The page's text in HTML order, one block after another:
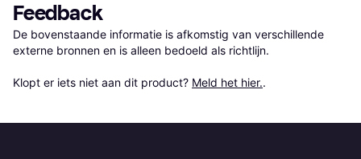
Feedback
De bovenstaande informatie is afkomstig van verschillende
externe bronnen en is alleen bedoeld als richtlijn.
Klopt er iets niet aan dit product? Meld het hier..